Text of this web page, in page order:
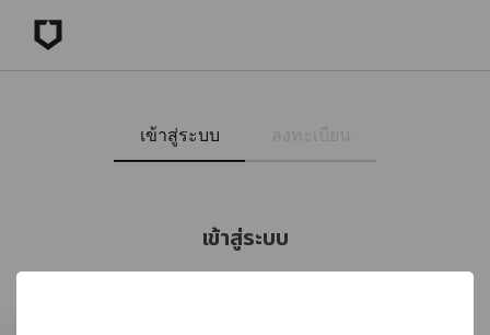
เข้าสู่ระบบ
เข้าสู่ระบบ